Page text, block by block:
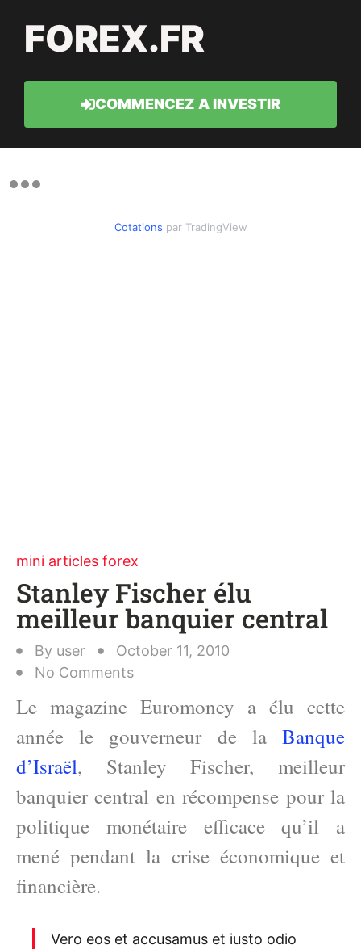
FOREX.FR
COMMENCEZ A INVESTIR
Cotations par TradingView
mini articles forex
Stanley Fischer élu
meilleur banquier central
By user
October 11, 2010
No Comments
Le magazine Euromoney a élu cette
année le gouverneur de la Banque
d’Israël, Stanley Fischer, meilleur
banquier central en récompense pour la
politique monétaire efficace qu’il a
mené pendant la crise économique et
financière.
Vero eos et accusamus et iusto odio